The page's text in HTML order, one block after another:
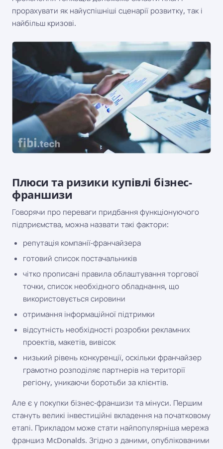
прорахувати як найуспішніші сценарії розвитку, так і
найбільш кризові.
Плюси та ризики купівлі бізнес-
франшизи
Говорячи про переваги придбання функціонуючого
підприємства, можна назвати такі фактори:
репутація компанії-франчайзера
готовий список постачальників
чітко прописані правила облаштування торгової
точки, список необхідного обладнання, що
використовується сировини
отримання інформаційної підтримки
відсутність необхідності розробки рекламних
проектів, макетів, вивісок
низький рівень конкуренції, оскільки франчайзер
грамотно розподіляє партнерів на території
регіону, уникаючи боротьби за клієнтів.
Але є у покупки бізнес-франшизи та мінуси. Першим
стануть великі інвестиційні вкладення на початковому
етапі. Прикладом може стати найпопулярніша мережа
франшиз McDonalds. Згідно з даними, опублікованими